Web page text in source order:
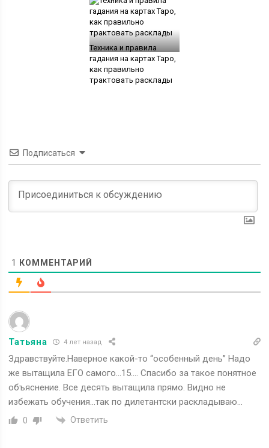
Техника и правила
гадания на картах Таро,
как правильно
трактовать расклады
Подписаться
1 КОММЕНТАРИЙ
Татьяна 4 лет назад
Здравствуйте.Наверное какой-то “особенный день” Надо
же вытащила ЕГО самого…15…. Спасибо за такое понятное
объяснение. Все десять вытащила прямо. Видно не
избежать обучения…так по дилетантски раскладываю…
0 Ответить